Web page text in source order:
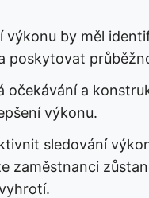
výkonu by měl
poskytovat
očekávání a
výkonu.
sledování
zaměstnanci